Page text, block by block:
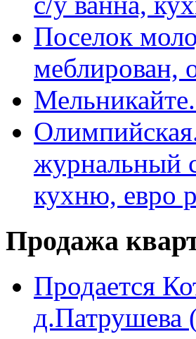
Поселок
меблирован,
журнальный
кухню, евро
Продажа
Продается
д.Патрушева